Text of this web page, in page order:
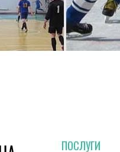
ПОСЛУГИ